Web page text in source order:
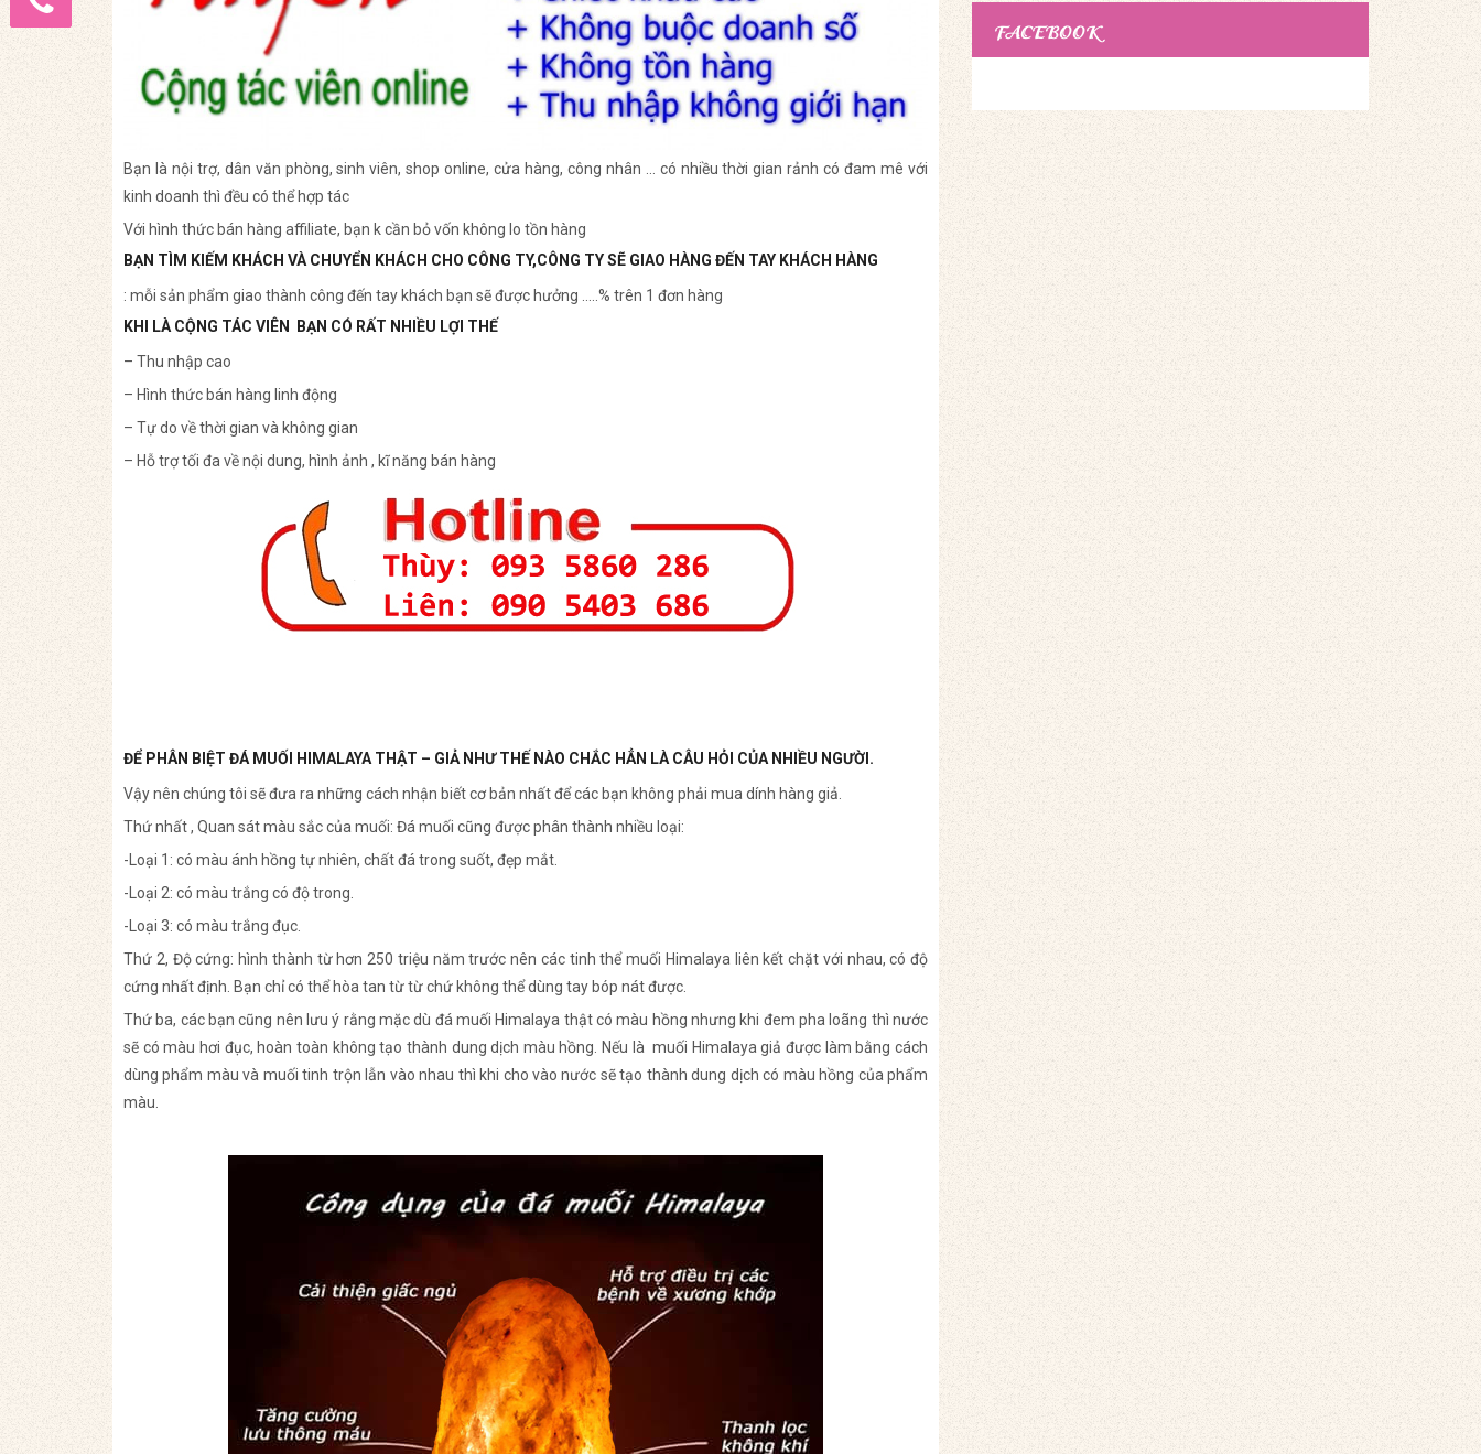
Bạn là nội trợ, dân văn phòng, sinh viên, shop online, cửa hàng, công nhân … có nhiều thời gian rảnh có đam mê với
kinh doanh thì đều có thể hợp tác
Với hình thức bán hàng affiliate, bạn k cần bỏ vốn không lo tồn hàng
BẠN TÌM KIẾM KHÁCH VÀ CHUYỂN KHÁCH CHO CÔNG TY,CÔNG TY SẼ GIAO HÀNG ĐẾN TAY KHÁCH HÀNG
: mỗi sản phẩm giao thành công đến tay khách bạn sẽ được hưởng …..% trên 1 đơn hàng
KHI LÀ CỘNG TÁC VIÊN BẠN CÓ RẤT NHIỀU LỢI THẾ
– Thu nhập cao
– Hình thức bán hàng linh động
– Tự do về thời gian và không gian
– Hỗ trợ tối đa về nội dung, hình ảnh , kĩ năng bán hàng
ĐỂ PHÂN BIỆT ĐÁ MUỐI HIMALAYA THẬT – GIẢ NHƯ THẾ NÀO CHẮC HẲN LÀ CÂU HỎI CỦA NHIỀU NGƯỜI.
Vậy nên chúng tôi sẽ đưa ra những cách nhận biết cơ bản nhất để các bạn không phải mua dính hàng giả.
Thứ nhất , Quan sát màu sắc của muối: Đá muối cũng được phân thành nhiều loại:
-Loại 1: có màu ánh hồng tự nhiên, chất đá trong suốt, đẹp mắt.
-Loại 2: có màu trắng có độ trong.
-Loại 3: có màu trắng đục.
Thứ 2, Độ cứng: hình thành từ hơn 250 triệu năm trước nên các tinh thể muối Himalaya liên kết chặt với nhau, có độ
cứng nhất định. Bạn chỉ có thể hòa tan từ từ chứ không thể dùng tay bóp nát được.
Thứ ba, các bạn cũng nên lưu ý rằng mặc dù đá muối Himalaya thật có màu hồng nhưng khi đem pha loãng thì nước
sẽ có màu hơi đục, hoàn toàn không tạo thành dung dịch màu hồng. Nếu là muối Himalaya giả được làm bằng cách
dùng phẩm màu và muối tinh trộn lẫn vào nhau thì khi cho vào nước sẽ tạo thành dung dịch có màu hồng của phẩm
màu.
FACEBOOK